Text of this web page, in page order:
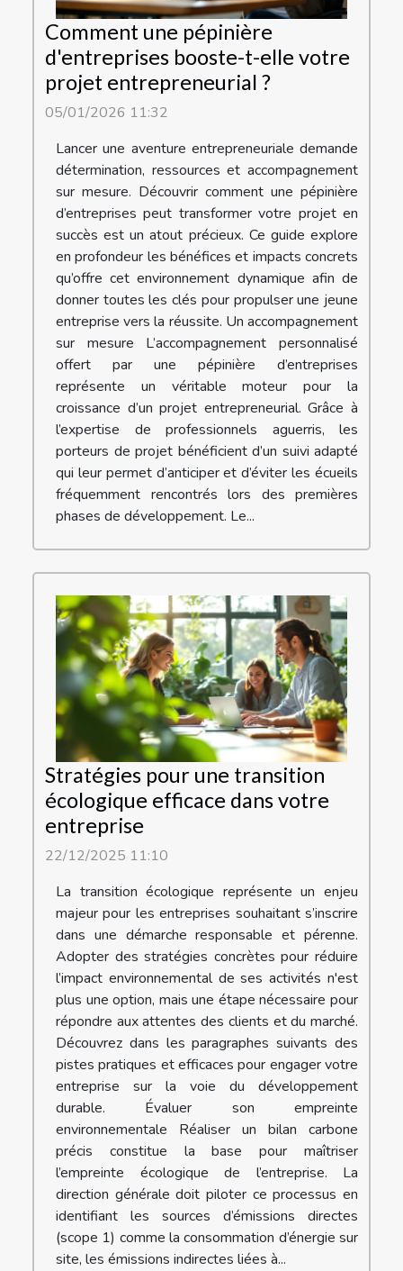
Comment une pépinière
d'entreprises booste-t-elle votre
projet entrepreneurial ?
05/01/2026 11:32
Lancer une aventure entrepreneuriale demande
détermination, ressources et accompagnement
sur mesure. Découvrir comment une pépinière
d’entreprises peut transformer votre projet en
succès est un atout précieux. Ce guide explore
en profondeur les bénéfices et impacts concrets
qu’offre cet environnement dynamique afin de
donner toutes les clés pour propulser une jeune
entreprise vers la réussite. Un accompagnement
sur mesure L’accompagnement personnalisé
offert par une pépinière d’entreprises
représente un véritable moteur pour la
croissance d’un projet entrepreneurial. Grâce à
l’expertise de professionnels aguerris, les
porteurs de projet bénéficient d’un suivi adapté
qui leur permet d’anticiper et d’éviter les écueils
fréquemment rencontrés lors des premières
phases de développement. Le...
Stratégies pour une transition
écologique efficace dans votre
entreprise
22/12/2025 11:10
La transition écologique représente un enjeu
majeur pour les entreprises souhaitant s’inscrire
dans une démarche responsable et pérenne.
Adopter des stratégies concrètes pour réduire
l’impact environnemental de ses activités n'est
plus une option, mais une étape nécessaire pour
répondre aux attentes des clients et du marché.
Découvrez dans les paragraphes suivants des
pistes pratiques et efficaces pour engager votre
entreprise sur la voie du développement
durable. Évaluer son empreinte
environnementale Réaliser un bilan carbone
précis constitue la base pour maîtriser
l’empreinte écologique de l’entreprise. La
direction générale doit piloter ce processus en
identifiant les sources d’émissions directes
(scope 1) comme la consommation d’énergie sur
site, les émissions indirectes liées à...